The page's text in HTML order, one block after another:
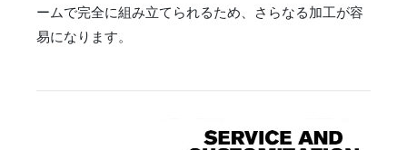
ームで完全に組み立てられるため、さらなる加工が容
易になります。